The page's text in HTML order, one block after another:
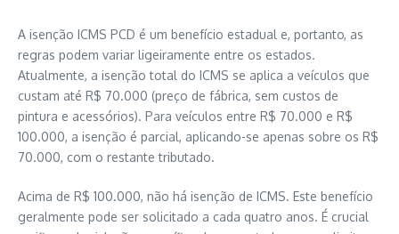
A isenção ICMS PCD é um benefício estadual e, portanto, as
regras podem variar ligeiramente entre os estados.
Atualmente, a isenção total do ICMS se aplica a veículos que
custam até R$ 70.000 (preço de fábrica, sem custos de
pintura e acessórios). Para veículos entre R$ 70.000 e R$
100.000, a isenção é parcial, aplicando-se apenas sobre os R$
70.000, com o restante tributado.
Acima de R$ 100.000, não há isenção de ICMS. Este benefício
geralmente pode ser solicitado a cada quatro anos. É crucial